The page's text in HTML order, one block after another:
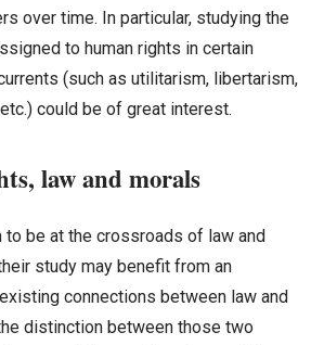
over time. In particular, studying the
to human rights in certain
(such as utilitarism, libertarism,
could be of great interest.
law and morals
to be at the crossroads of law and
study may benefit from an
connections between law and
distinction between those two